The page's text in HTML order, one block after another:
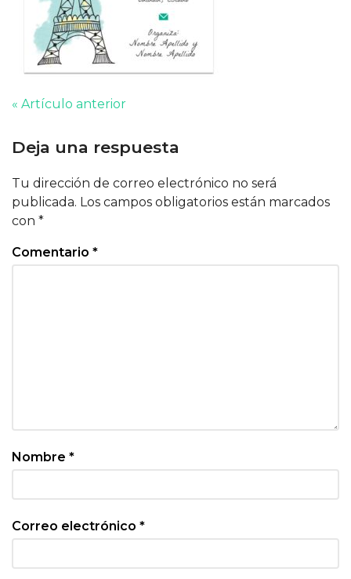
« Artículo anterior
Deja una respuesta
Tu dirección de correo electrónico no será
publicada. Los campos obligatorios están marcados
con *
Comentario *
Nombre *
Correo electrónico *